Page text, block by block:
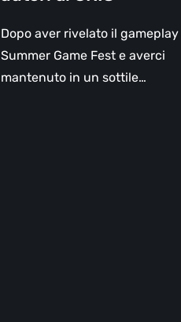
GRIS
Dopo aver rivelato il gameplay
Summer Game Fest e averci
mantenuto in un sottile…